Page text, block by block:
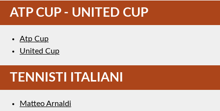
ATP CUP - UNITED CUP
Atp Cup
United Cup
TENNISTI ITALIANI
Matteo Arnaldi